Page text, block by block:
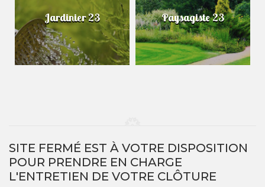
Jardinier 23 Paysagiste 23
SITE FERMÉ EST À VOTRE DISPOSITION
POUR PRENDRE EN CHARGE
L'ENTRETIEN DE VOTRE CLÔTURE